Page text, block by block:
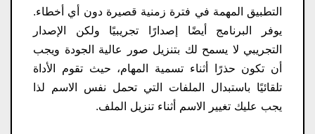
التطبيق المهمة في فترة زمنية قصيرة دون أي أخطاء.
يوفر البرنامج أيضًا إصدارًا تجريبيًا ولكن الإصدار
التجريبي لا يسمح لك بتنزيل صور عالية الجودة ويجب
أن تكون حذرًا أثناء تسمية المهام، حيث تقوم الأداة
تلقائيًا باستبدال الملفات التي تحمل نفس الاسم لذا
يجب عليك تغيير الاسم أثناء تنزيل الملف.